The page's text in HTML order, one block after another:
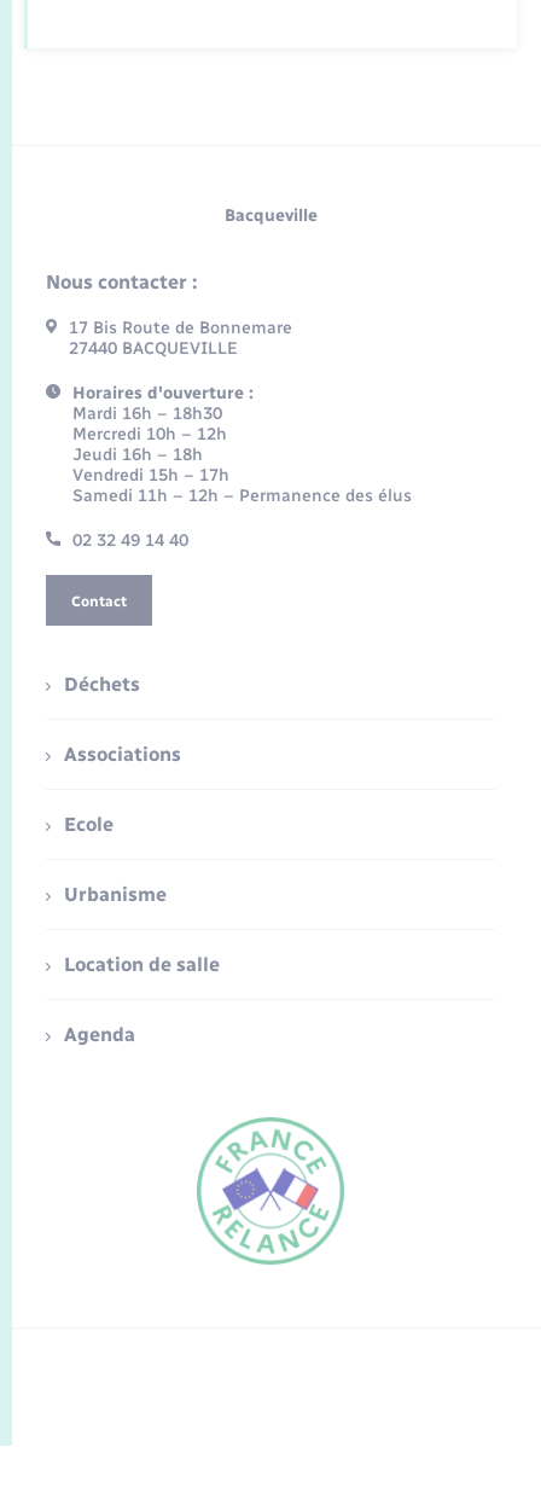
FR
Bacqueville
Nous contacter :
17 Bis Route de Bonnemare
27440 BACQUEVILLE
Horaires d'ouverture :
Mardi 16h – 18h30
Mercredi 10h – 12h
Jeudi 16h – 18h
Vendredi 15h – 17h
Samedi 11h – 12h – Permanence des élus
02 32 49 14 40
Contact
Déchets
Associations
Ecole
Urbanisme
Location de salle
Agenda